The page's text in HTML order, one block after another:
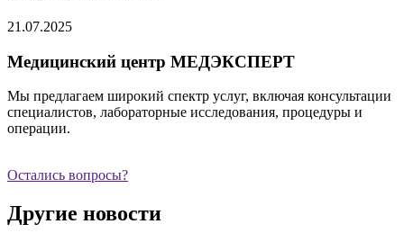
21.07.2025
Медицинский центр МЕДЭКСПЕРТ
Мы предлагаем широкий спектр услуг, включая консультации
специалистов, лабораторные исследования, процедуры и
операции.
Остались вопросы?
Другие новости